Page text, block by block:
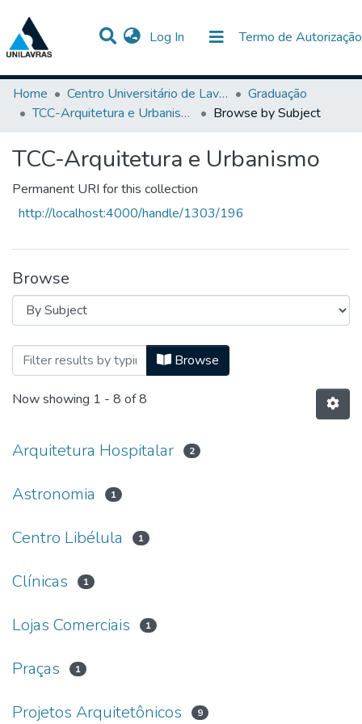
Log In (current) Termo de Autorização
Communities & Collections
All of DSpace
Home
Centro Universitário de Lavras-UNILAVRAS
Graduação
TCC-Arquitetura e Urbanismo
Browse by Subject
TCC-Arquitetura e Urbanismo
Permanent URI for this collection
http://localhost:4000/handle/1303/196
Browse
Browsing TCC-Arquitetura e Urbanismo
Browse
Now showing 1 - 8 of 8
Arquitetura Hospitalar 2
Astronomia 1
Centro Libélula 1
Clínicas 1
Lojas Comerciais 1
Praças 1
Projetos Arquitetônicos 9